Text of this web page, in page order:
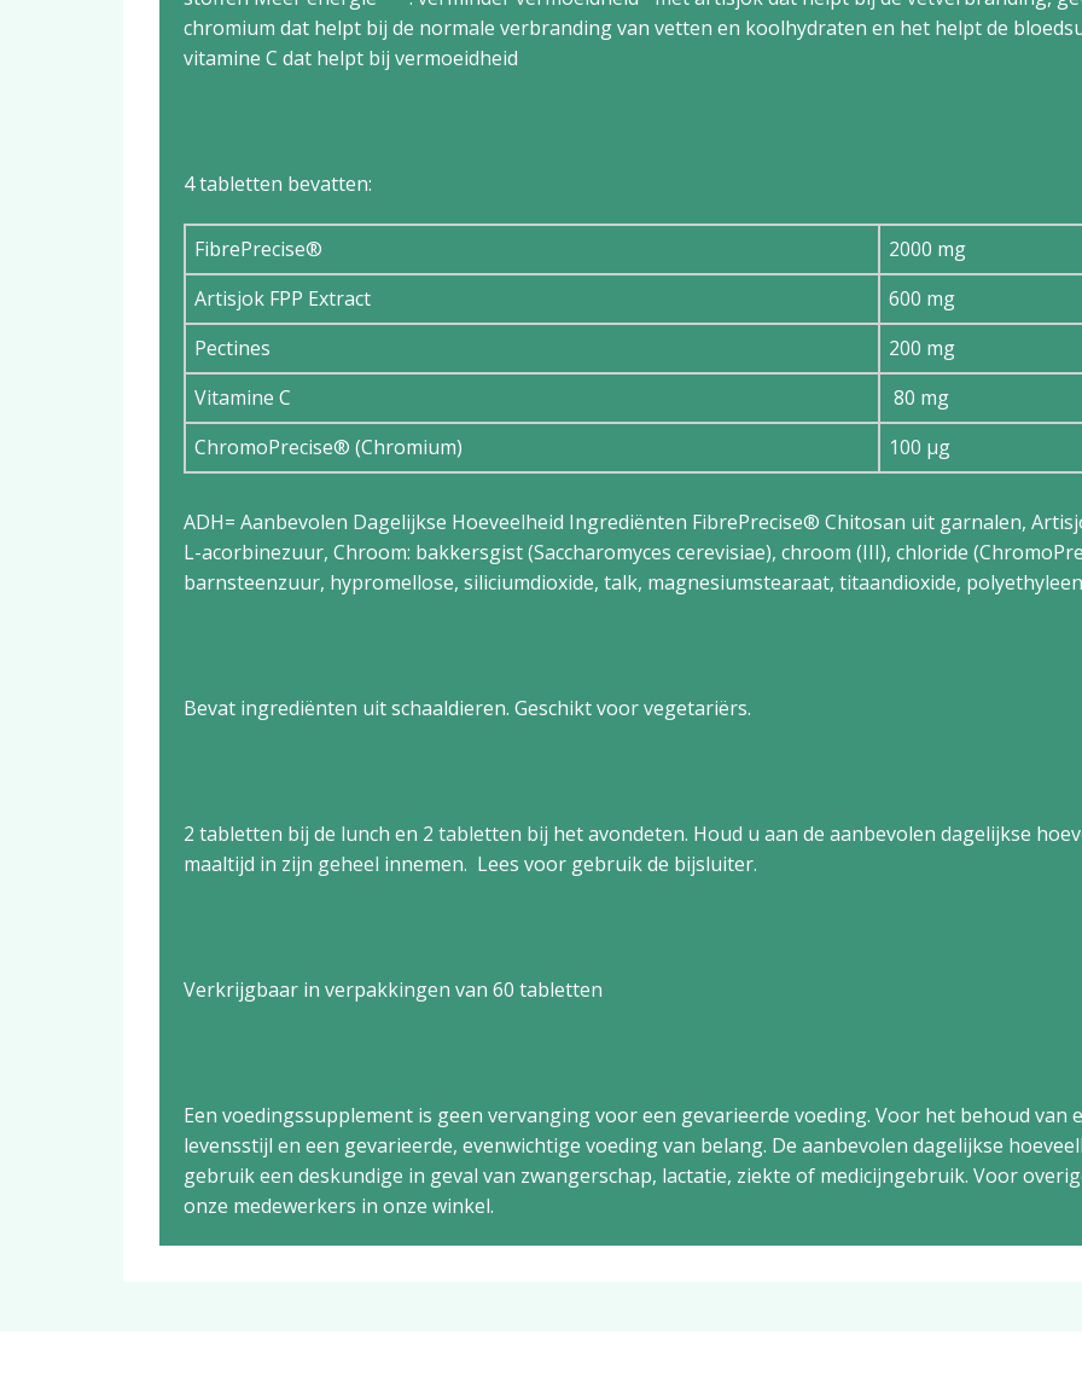
chromium dat helpt bij de normale verbranding van vetten en koolhydraten en het helpt de
vitamine C dat helpt bij vermoeidheid
4 tabletten bevatten:
FibrePrecise®
2000 mg
Artisjok FPP Extract
600 mg
Pectines
200 mg
Vitamine C
80 mg
ChromoPrecise® (Chromium)
100 µg
ADH= Aanbevolen Dagelijkse Hoeveelheid Ingrediënten FibrePrecise® Chitosan uit garnalen,
L-acorbinezuur, Chroom: bakkersgist (Saccharomyces cerevisiae), chroom (III), chloride
barnsteenzuur, hypromellose, siliciumdioxide, talk, magnesiumstearaat, titaandioxide,
Bevat ingrediënten uit schaaldieren. Geschikt voor vegetariërs.
2 tabletten bij de lunch en 2 tabletten bij het avondeten. Houd u aan de aanbevolen dagelijkse
maaltijd in zijn geheel innemen. Lees voor gebruik de bijsluiter.
Verkrijgbaar in verpakkingen van 60 tabletten
Een voedingssupplement is geen vervanging voor een gevarieerde voeding. Voor het behoud van
levensstijl en een gevarieerde, evenwichtige voeding van belang. De aanbevolen dagelijkse
gebruik een deskundige in geval van zwangerschap, lactatie, ziekte of medicijngebruik. Voor
onze medewerkers in onze winkel.